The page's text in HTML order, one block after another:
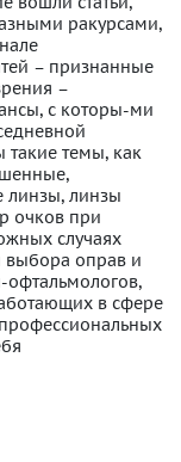
ракурсами,
– признанные
–
с которы-ми
такие темы, как
линзы, линзы
очков при
случаях
оправ и
офтальмологов,
в сфере